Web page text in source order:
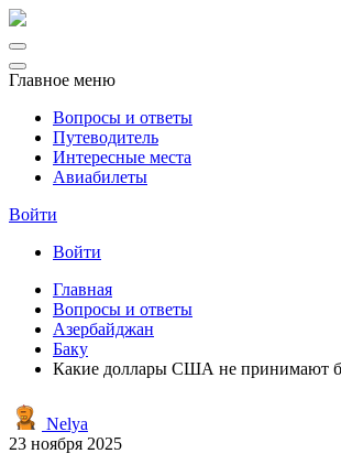
Главное меню
Вопросы и ответы
Путеводитель
Интересные места
Авиабилеты
Войти
Войти
Главная
Вопросы и ответы
Азербайджан
Баку
Какие доллары США не принимают
Nelya
23 ноября 2025